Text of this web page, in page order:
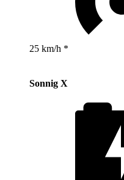
25 km/h *
Sonnig X